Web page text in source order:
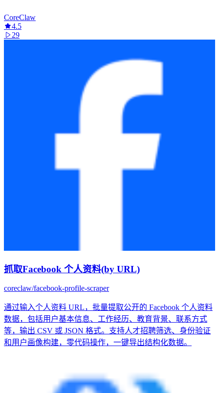
CoreClaw
4.5
29
抓取Facebook 个人资料(by URL)
coreclaw/facebook-profile-scraper
通过输入个人资料 URL，批量提取公开的 Facebook 个人资料
数据，包括用户基本信息、工作经历、教育背景、联系方式
等，输出 CSV 或 JSON 格式。支持人才招聘筛选、身份验证
和用户画像构建，零代码操作，一键导出结构化数据。